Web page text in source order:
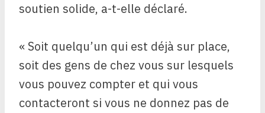
soutien solide, a-t-elle déclaré.
« Soit quelqu’un qui est déjà sur place,
soit des gens de chez vous sur lesquels
vous pouvez compter et qui vous
contacteront si vous ne donnez pas de